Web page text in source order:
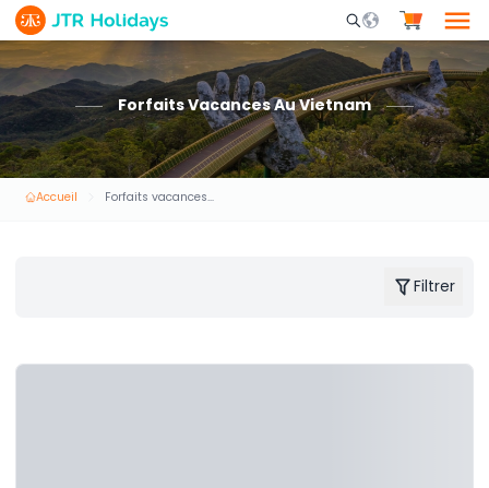
Mobile Search
Forfaits Vacances Au Vietnam
Accueil Forfaits vacances au Vietnam
Filtrer